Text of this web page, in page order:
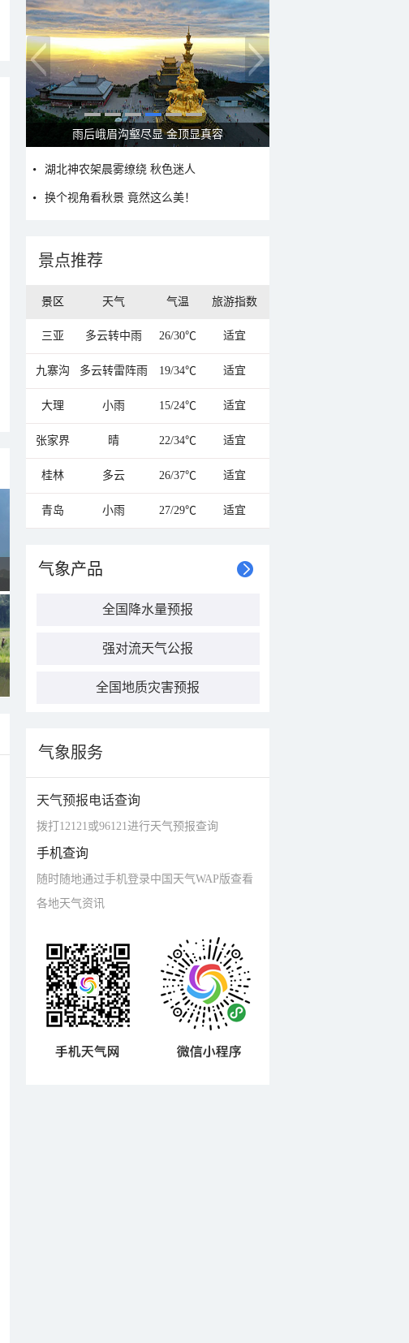
秋意浓 蓝天映衬下的哈尔滨伏尔加庄园
湖北神农架晨雾缭绕 秋色迷人
换个视角看秋景 竟然这么美！
景点推荐
景区 天气 气温 旅游指数
三亚 多云转中雨 26/30℃ 适宜
九寨沟 多云转雷阵雨 19/34℃ 适宜
大理 小雨 15/24℃ 适宜
张家界 晴 22/34℃ 适宜
桂林 多云 26/37℃ 适宜
青岛 小雨 27/29℃ 适宜
气象产品
全国降水量预报
强对流天气公报
全国地质灾害预报
气象服务
天气预报电话查询
拨打12121或96121进行天气预报查询
手机查询
随时随地通过手机登录中国天气WAP版查看
各地天气资讯